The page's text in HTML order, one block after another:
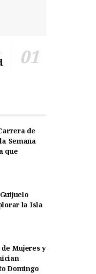
de
Semana
que
la Isla
Mujeres y
Domingo